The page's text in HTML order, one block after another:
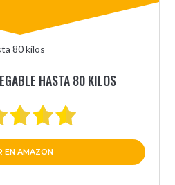
HASTA 80 KILOS
EN AMAZON